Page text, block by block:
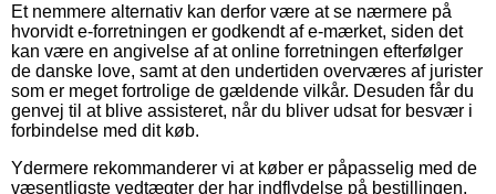
Et nemmere alternativ kan derfor være at se nærmere på
hvorvidt e-forretningen er godkendt af e-mærket, siden det
kan være en angivelse af at online forretningen efterfølger
de danske love, samt at den undertiden overværes af jurister
som er meget fortrolige de gældende vilkår. Desuden får du
genvej til at blive assisteret, når du bliver udsat for besvær i
forbindelse med dit køb.
Ydermere rekommanderer vi at køber er påpasselig med de
væsentligste vedtægter der har indflydelse på bestillingen,